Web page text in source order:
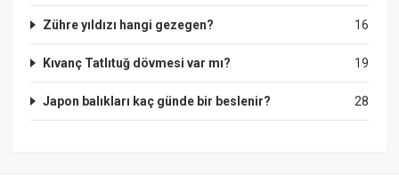
16
Zühre yıldızı hangi gezegen?
19
Kıvanç Tatlıtuğ dövmesi var mı?
28
Japon balıkları kaç günde bir beslenir?